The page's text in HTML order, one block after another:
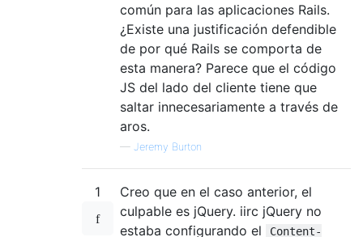
común para las aplicaciones Rails.
¿Existe una justificación defendible
de por qué Rails se comporta de
esta manera? Parece que el código
JS del lado del cliente tiene que
saltar innecesariamente a través de
aros.
— Jeremy Burton
1
Creo que en el caso anterior, el
culpable es jQuery. iirc jQuery no
estaba configurando el
Content-